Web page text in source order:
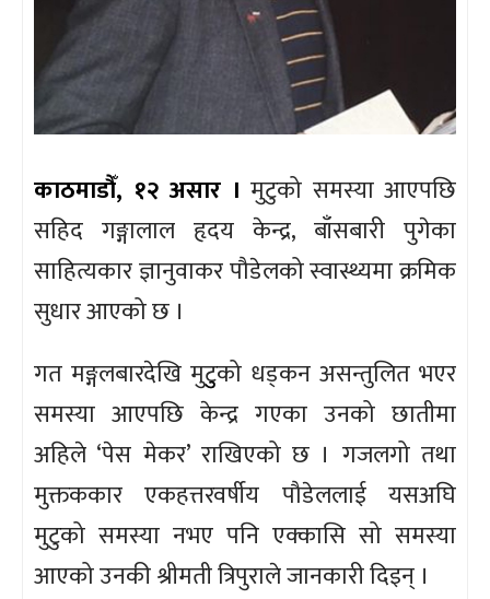
काठमाडौँ, १२ असार । मुटुको समस्या आएपछि
सहिद गङ्गालाल हृदय केन्द्र, बाँसबारी पुगेका
साहित्यकार ज्ञानुवाकर पौडेलको स्वास्थ्यमा क्रमिक
सुधार आएको छ ।
गत मङ्गलबारदेखि मुटुुको धड्कन असन्तुलित भएर
समस्या आएपछि केन्द्र गएका उनको छातीमा
अहिले ‘पेस मेकर’ राखिएको छ । गजलगो तथा
मुक्तककार एकहत्तरवर्षीय पौडेललाई यसअघि
मुटुको समस्या नभए पनि एक्कासि सो समस्या
आएको उनकी श्रीमती त्रिपुराले जानकारी दिइन् ।